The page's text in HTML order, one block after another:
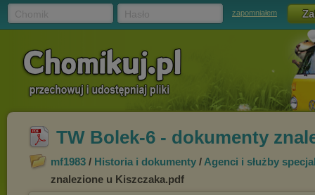
zapomniałem
TW Bolek-6 - dokumenty
mf1983 / Historia i dokumenty / Agenci i służby
znalezione u Kiszczaka.pdf